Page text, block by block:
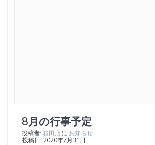
8月の行事予定
投稿者: 箱田店に お知らせ
投稿日: 2020年7月31日